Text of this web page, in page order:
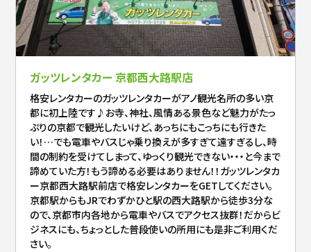
ガッツレンタカー 京都西大路駅店
格安レンタカーのガッツレンタカーがアノ観光名所の多い京
都に初上陸です♪お寺、神社、風情ある景色など魅力がたっ
ぷりの京都で観光したいけど、あっちにもこっちにも行きた
い！…でも電車やバスじゃ乗り換えが多すぎて遠すぎるし、時
間の制約を受けてしまって、ゆっくり観光できない・・・と今まで
諦めていた方！もう諦める必要はありません！！ガッツレンタカ
ー京都西大路駅前店で格安レンタカーをGETしてください。
京都駅からもJRでわずかひと駅の西大路駅から徒歩3分な
ので、京都市内各地から電車やバスでアクセス抜群！だからビ
ジネスにも、ちょっとした普段使いの所用にも是非ご利用くだ
さい。